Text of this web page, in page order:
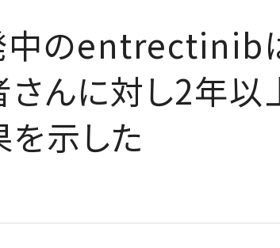
中のentrectinib
んに対し2年以
示した